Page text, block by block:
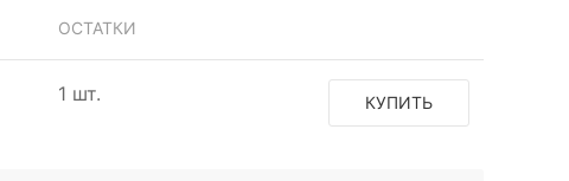
ОСТАТКИ
1 шт. КУПИТЬ